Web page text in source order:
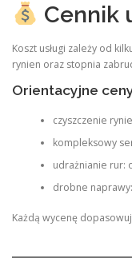
Cennik
Koszt usługi zależy od
rynien oraz stopnia
Orientacyjne
czyszczenie
kompleksowy
udrażnianie rur:
drobne
Każdą wycenę